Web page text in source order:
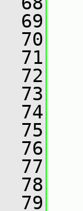
69
70
71
72
73
74
75
76
77
78
79